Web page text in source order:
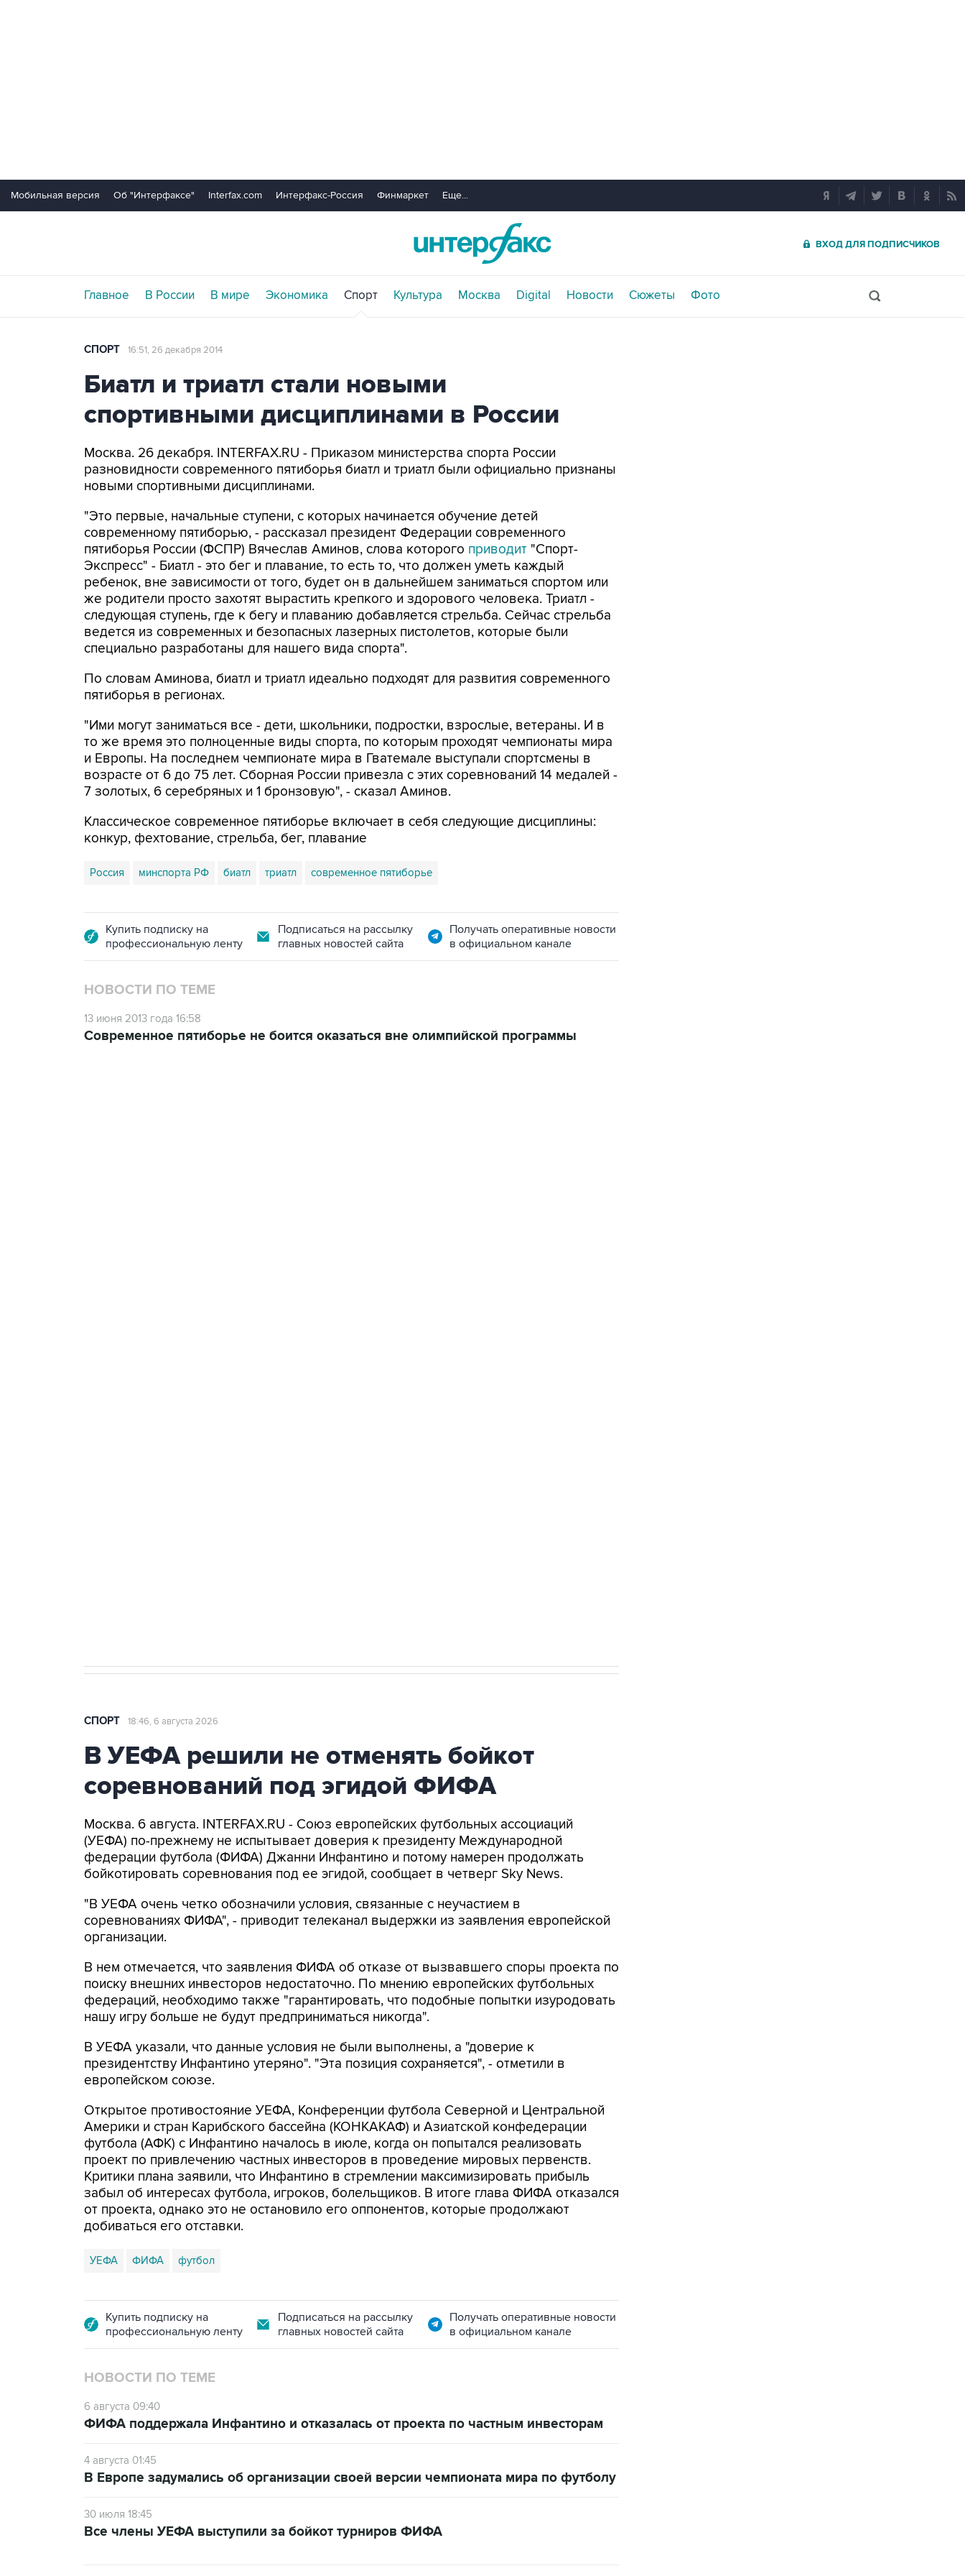
Мобильная версия Об "Интерфаксе" Interfax.com Интерфакс-Россия Финмаркет Еще...
ВХОД ДЛЯ ПОДПИСЧИКОВ
Главное В России В мире Экономика Спорт Культура Москва Digital Новости Сюжеты Фото
СПОРТ 16:51, 26 декабря 2014
Биатл и триатл стали новыми
спортивными дисциплинами в России
Москва. 26 декабря. INTERFAX.RU - Приказом министерства спорта России
разновидности современного пятиборья биатл и триатл были официально признаны
новыми спортивными дисциплинами.
"Это первые, начальные ступени, с которых начинается обучение детей
современному пятиборью, - рассказал президент Федерации современного
пятиборья России (ФСПР) Вячеслав Аминов, слова которого приводит "Спорт-
Экспресс" - Биатл - это бег и плавание, то есть то, что должен уметь каждый
ребенок, вне зависимости от того, будет он в дальнейшем заниматься спортом или
же родители просто захотят вырастить крепкого и здорового человека. Триатл -
следующая ступень, где к бегу и плаванию добавляется стрельба. Сейчас стрельба
ведется из современных и безопасных лазерных пистолетов, которые были
специально разработаны для нашего вида спорта".
По словам Аминова, биатл и триатл идеально подходят для развития современного
пятиборья в регионах.
"Ими могут заниматься все - дети, школьники, подростки, взрослые, ветераны. И в
то же время это полноценные виды спорта, по которым проходят чемпионаты мира
и Европы. На последнем чемпионате мира в Гватемале выступали спортсмены в
возрасте от 6 до 75 лет. Сборная России привезла с этих соревнований 14 медалей -
7 золотых, 6 серебряных и 1 бронзовую", - сказал Аминов.
Классическое современное пятиборье включает в себя следующие дисциплины:
конкур, фехтование, стрельба, бег, плавание
Россия минспорта РФ биатл триатл современное пятиборье
Купить подписку на
профессиональную ленту
Подписаться на рассылку
главных новостей сайта
Получать оперативные новости
в официальном канале
НОВОСТИ ПО ТЕМЕ
13 июня 2013 года 16:58
Современное пятиборье не боится оказаться вне олимпийской программы
СПОРТ 18:46, 6 августа 2026
В УЕФА решили не отменять бойкот
соревнований под эгидой ФИФА
Москва. 6 августа. INTERFAX.RU - Союз европейских футбольных ассоциаций
(УЕФА) по-прежнему не испытывает доверия к президенту Международной
федерации футбола (ФИФА) Джанни Инфантино и потому намерен продолжать
бойкотировать соревнования под ее эгидой, сообщает в четверг Sky News.
"В УЕФА очень четко обозначили условия, связанные с неучастием в
соревнованиях ФИФА", - приводит телеканал выдержки из заявления европейской
организации.
В нем отмечается, что заявления ФИФА об отказе от вызвавшего споры проекта по
поиску внешних инвесторов недостаточно. По мнению европейских футбольных
федераций, необходимо также "гарантировать, что подобные попытки изуродовать
нашу игру больше не будут предприниматься никогда".
В УЕФА указали, что данные условия не были выполнены, а "доверие к
президентству Инфантино утеряно". "Эта позиция сохраняется", - отметили в
европейском союзе.
Открытое противостояние УЕФА, Конференции футбола Северной и Центральной
Америки и стран Карибского бассейна (КОНКАКАФ) и Азиатской конфедерации
футбола (АФК) с Инфантино началось в июле, когда он попытался реализовать
проект по привлечению частных инвесторов в проведение мировых первенств.
Критики плана заявили, что Инфантино в стремлении максимизировать прибыль
забыл об интересах футбола, игроков, болельщиков. В итоге глава ФИФА отказался
от проекта, однако это не остановило его оппонентов, которые продолжают
добиваться его отставки.
УЕФА ФИФА футбол
Купить подписку на
профессиональную ленту
Подписаться на рассылку
главных новостей сайта
Получать оперативные новости
в официальном канале
НОВОСТИ ПО ТЕМЕ
6 августа 09:40
ФИФА поддержала Инфантино и отказалась от проекта по частным инвесторам
4 августа 01:45
В Европе задумались об организации своей версии чемпионата мира по футболу
30 июля 18:45
Все члены УЕФА выступили за бойкот турниров ФИФА